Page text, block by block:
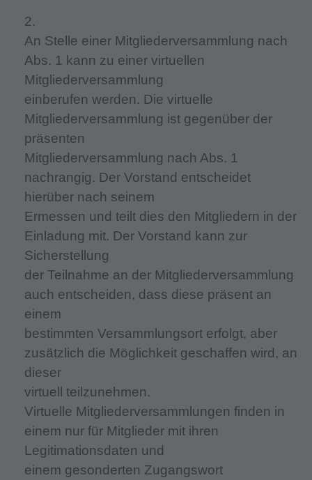
2.
An Stelle einer Mitgliederversammlung nach
Abs. 1 kann zu einer virtuellen
Mitgliederversammlung
einberufen werden. Die virtuelle
Mitgliederversammlung ist gegenüber der
präsenten
Mitgliederversammlung nach Abs. 1
nachrangig. Der Vorstand entscheidet
hierüber nach seinem
Ermessen und teilt dies den Mitgliedern in der
Einladung mit. Der Vorstand kann zur
Sicherstellung
der Teilnahme an der Mitgliederversammlung
auch entscheiden, dass diese präsent an
einem
bestimmten Versammlungsort erfolgt, aber
zusätzlich die Möglichkeit geschaffen wird, an
dieser
virtuell teilzunehmen.
Virtuelle Mitgliederversammlungen finden in
einem nur für Mitglieder mit ihren
Legitimationsdaten und
einem gesonderten Zugangswort